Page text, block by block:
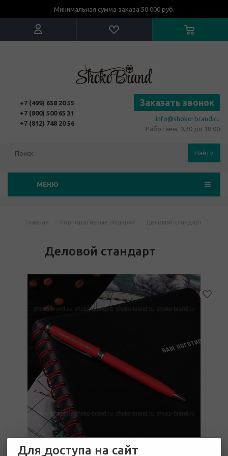
Минимальная сумма заказа 50 000 руб.
+7 (499) 638 20 55
+7 (800) 500 65 31
+7 (812) 748 20 56
Заказать звонок
info@shoko-brand.ru
Работаем: 9.30 до 18.00
Найти
МЕНЮ
Главная - Корпоративные подарки - Деловой стандарт
Деловой стандарт
Для доступа на сайт